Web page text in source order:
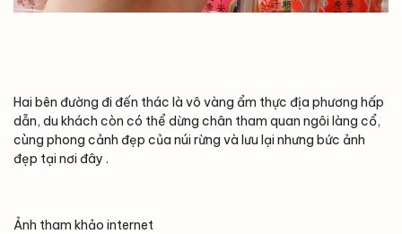
Hai bên đường đi đến thác là vô vàng ẩm thực địa phương hấp
dẫn, du khách còn có thể dừng chân tham quan ngôi làng cổ,
cùng phong cảnh đẹp của núi rừng và lưu lại nhưng bức ảnh
đẹp tại nơi đây .
Ảnh tham khảo internet